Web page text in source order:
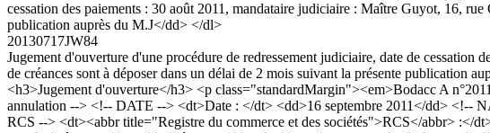
cessation des paiements : 30 août 2011, mandataire judiciaire : Maître Guyot, 16,
publication auprès du M.J</dd> </dl>
20130717JW84
Jugement d'ouverture d'une procédure de redressement judiciaire, date de
de créances sont à déposer dans un délai de 2 mois suivant la présente publication
<h3>Jugement d'ouverture</h3> <p class="standardMargin"><em>Bodacc A
annulation --> <!-- DATE --> <dt>Date : </dt> <dd>16 septembre 2011</dd> <!--
RCS --> <dt><abbr title="Registre du commerce et des sociétés">RCS</abbr>